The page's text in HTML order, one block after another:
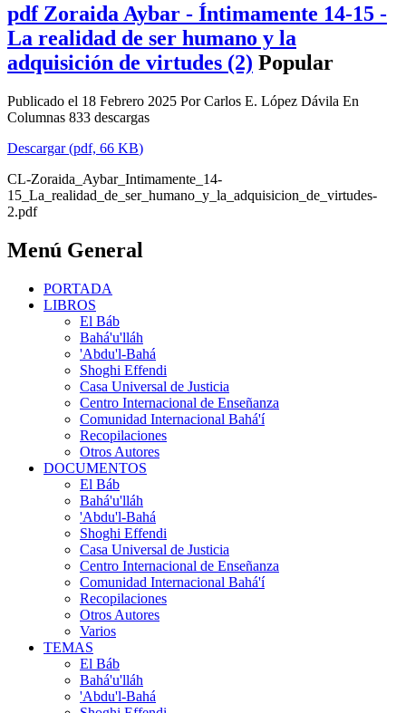
pdf Zoraida Aybar - Íntimamente 14-15 -
La realidad de ser humano y la
adquisición de virtudes (2) Popular
Publicado el 18 Febrero 2025 PorCarlos E. López Dávila En
Columnas 833 descargas
Descargar(pdf, 66 KB)
CL-Zoraida_Aybar_Intimamente_14-
15_La_realidad_de_ser_humano_y_la_adquisicion_de_virtudes-
2.pdf
Menú General
PORTADA
LIBROS
El Báb
Bahá'u'lláh
'Abdu'l-Bahá
Shoghi Effendi
Casa Universal de Justicia
Centro Internacional de Enseñanza
Comunidad Internacional Bahá'í
Recopilaciones
Otros Autores
DOCUMENTOS
El Báb
Bahá'u'lláh
'Abdu'l-Bahá
Shoghi Effendi
Casa Universal de Justicia
Centro Internacional de Enseñanza
Comunidad Internacional Bahá'í
Recopilaciones
Otros Autores
Varios
TEMAS
El Báb
Bahá'u'lláh
'Abdu'l-Bahá